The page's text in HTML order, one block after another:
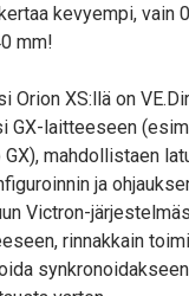
kevyempi, vain
mm!
Orion XS:llä on
GX-laitteeseen
GX), mahdollistaen
ja
Victron-
rinnakkain